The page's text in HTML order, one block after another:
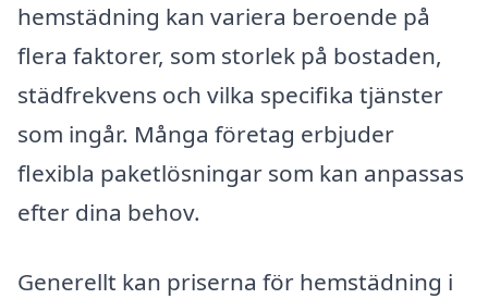
hemstädning kan variera beroende på
flera faktorer, som storlek på bostaden,
städfrekvens och vilka specifika tjänster
som ingår. Många företag erbjuder
flexibla paketlösningar som kan anpassas
efter dina behov.
Generellt kan priserna för hemstädning i